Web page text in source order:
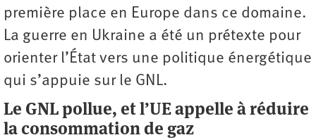
première place en Europe dans ce domaine.
La guerre en Ukraine a été un prétexte pour
orienter l’État vers une politique énergétique
qui s’appuie sur le GNL.
Le GNL pollue, et l’UE appelle à réduire
la consommation de gaz